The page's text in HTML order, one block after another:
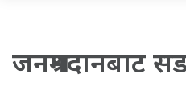
जनश्रमदानबाट